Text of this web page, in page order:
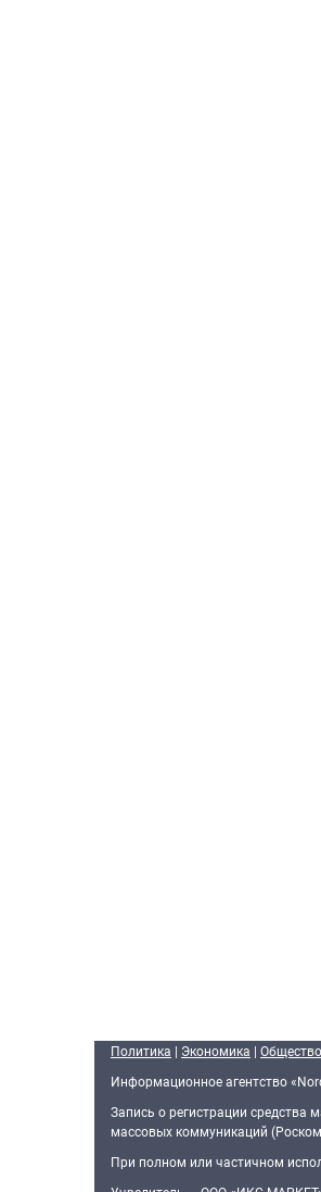
Политика | Экономика | Общество
Информационное агентство
Запись о регистрации
массовых коммуникаций
При полном или частичном